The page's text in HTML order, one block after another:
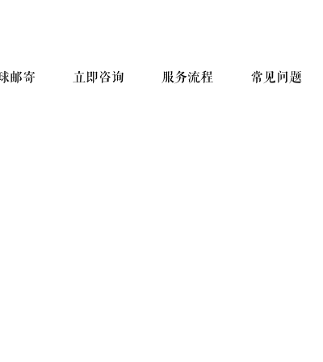
邮寄 立即咨询 服务流程 常见问题